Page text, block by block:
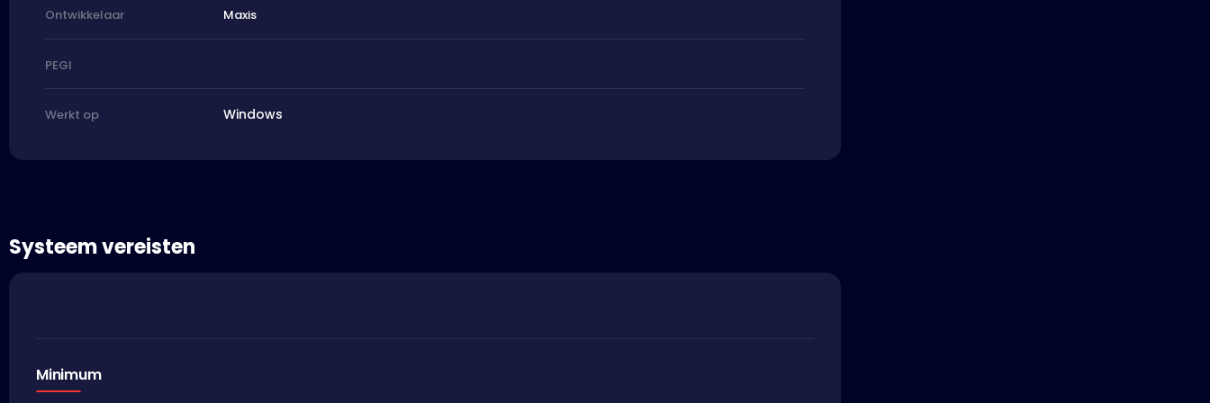
Ontwikkelaar Maxis
PEGI
Werkt op Windows
Systeem vereisten
Minimum